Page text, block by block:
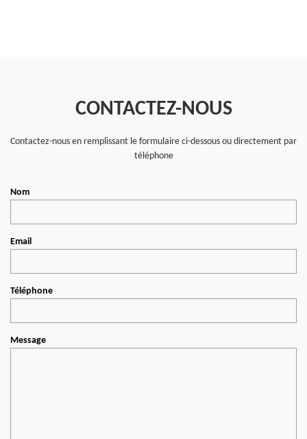
CONTACTEZ-NOUS
Contactez-nous en remplissant le formulaire ci-dessous ou directement par
téléphone
Nom
Email
Téléphone
Message